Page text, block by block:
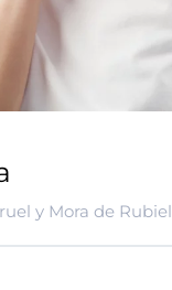
y Mora de